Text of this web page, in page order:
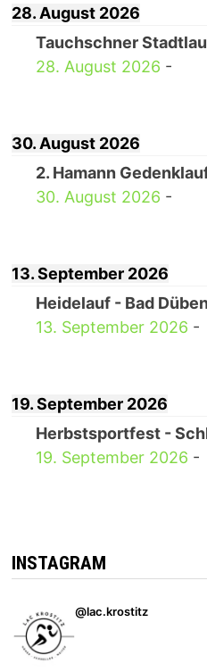
28. August 2026
Tauchschner
28. August 2026 -
30. August 2026
2. Hamann
30. August 2026 -
13. September 2026
Heidelauf - Bad Düben
13. September 2026 -
19. September 2026
Herbstsportfest -
19. September 2026 -
INSTAGRAM
@lac.krostitz